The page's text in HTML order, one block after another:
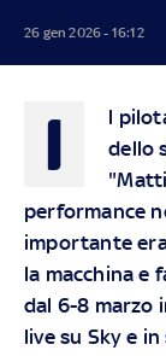
26 gen 2026 - 16:12
I
l
dello
performance
importante
la macchina e
dal 6-8 marzo
live su Sky e in